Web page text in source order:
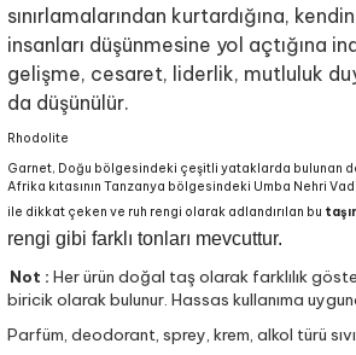
sınırlamalarından kurtardığına,
insanları düşünmesine yol açtığına
gelişme, cesaret, liderlik, mutluluk
da düşünülür.
Rhodolite
Garnet, Doğu bölgesindeki çeşitli yataklarda bulunan
Afrika kıtasının Tanzanya bölgesindeki Umba Nehri
ile dikkat çeken ve ruh rengi olarak adlandırılan bu
rengi gibi farklı tonları mevcuttur.
Not : Her ürün doğal taş olarak farklılık
biricik olarak bulunur. Hassas kullanıma
Parfüm, deodorant, sprey, krem, alkol türü